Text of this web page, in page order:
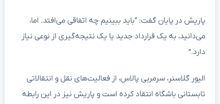
پاریش در پایان گفت: “باید ببینیم چه اتفاقی می‌افتد. اما،
می‌دانید، به یک قرارداد جدید یا یک نتیجه‌گیری از نوعی نیاز
دارد.”
الیور گلاسنر، سرمربی پالاس، از فعالیت‌های نقل و انتقالاتی
تابستانی باشگاه انتقاد کرده است و پاریش نیز در این رابطه